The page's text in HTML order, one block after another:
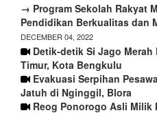
→ Program Sekolah Rakyat
Pendidikan Berkualitas dan
DECEMBER 04, 2022
Detik-detik Si Jago
Timur, Kota Bengkulu
Evakuasi Serpihan
Jatuh di Nginggil, Blora
Reog Ponorogo Asli Milik